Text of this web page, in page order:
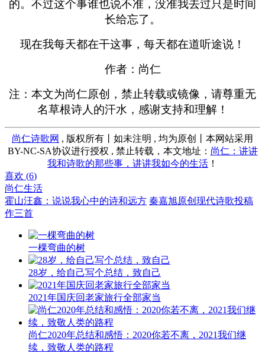
的。不过这个事谁也说不准，没准我去过只是时间
长给忘了。
现在我每天都在干这事，每天都在道听途说！
作者：尚仁
注：本文为尚仁原创，禁止转载或镜像，请尊重无
名草根诗人的汗水，感谢支持和理解！
尚仁诗歌网 , 版权所有丨如未注明 , 均为原创丨本网站采用
BY-NC-SA协议进行授权 , 禁止转载，本文地址： 尚仁：讲讲
我和诗歌的那些事，讲讲我如今的生活 ！
喜欢 (6)
尚仁生活
霍山汪鑫：说说我心中的诗和远方 秦嘉旭原创现代诗歌投稿
作三首
一棵弯曲的树
28岁，给自己写个总结，致自己
2021年国庆回老家旅行全部家当
尚仁2020年总结和感悟：2020你若不离，2021我们继
续，致敬人类的路程